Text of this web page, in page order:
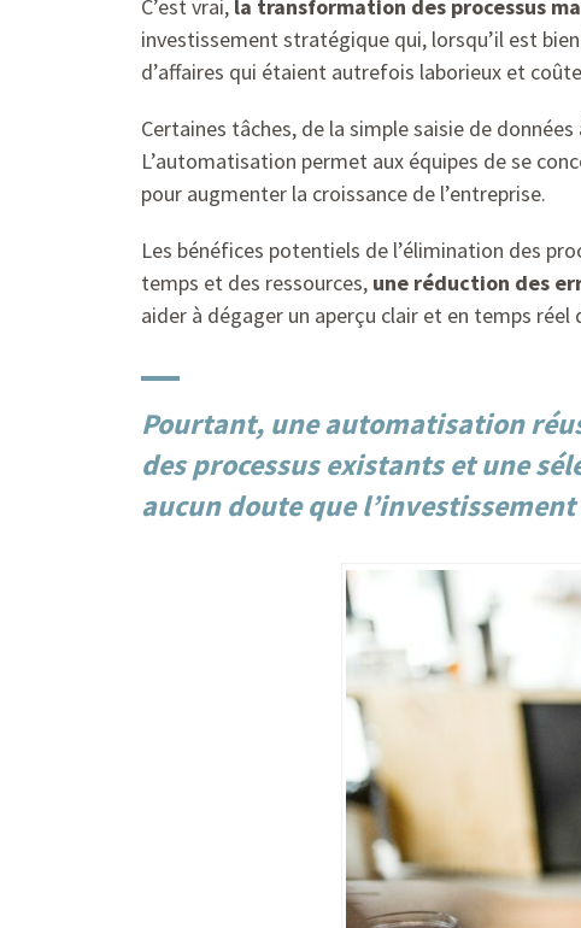
C’est vrai, la transformation des processus
investissement stratégique qui, lorsqu’il est
d’affaires qui étaient autrefois laborieux et
Certaines tâches, de la simple saisie de
L’automatisation permet aux équipes de se
pour augmenter la croissance de l’entreprise.
Les bénéfices potentiels de l’élimination des
temps et des ressources, une réduction des
aider à dégager un aperçu clair et en temps
Pourtant, une automatisation
des processus existants et une
aucun doute que